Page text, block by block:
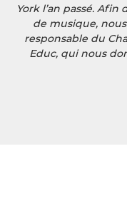
York l’an passé.
de musique,
responsable du
Educ, qui nous